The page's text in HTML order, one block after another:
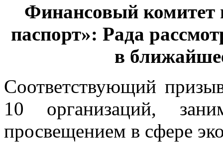
Финансовый комитет
паспорт»: Рада
в
Соответствующий
10 организаций,
просвещением в сфере